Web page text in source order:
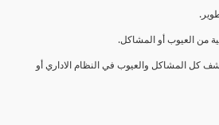
من العيوب أو المشاكل.
كل المشاكل والعيوب في النظام الاداري أو